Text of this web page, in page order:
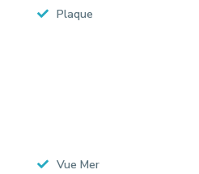
Plaque
Vue Mer